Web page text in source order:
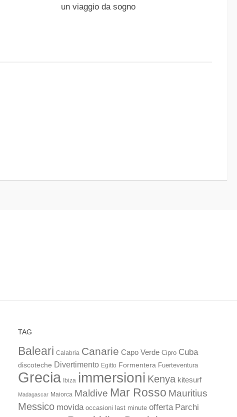
un viaggio da sogno
TAG
Baleari Calabria Canarie Capo Verde Cipro Cuba
discoteche Divertimento Egitto Formentera Fuerteventura
Grecia Ibiza immersioni Kenya kitesurf
Madagascar Maiorca Maldive Mar Rosso Mauritius
Messico movida occasioni last minute offerta Parchi